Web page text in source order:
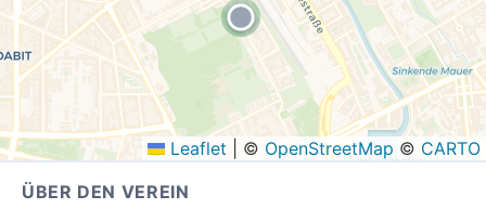
Leaflet © OpenStreetMap © CARTO
ÜBER DEN VEREIN